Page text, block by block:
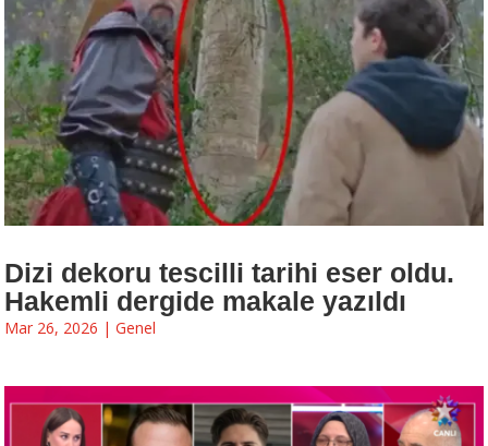
Dizi dekoru tescilli tarihi eser oldu.
Hakemli dergide makale yazıldı
Mar 26, 2026 | Genel